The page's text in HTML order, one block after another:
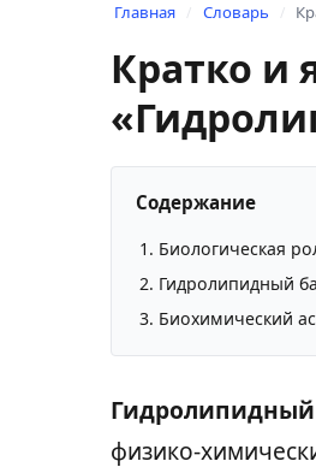
Главная / Словарь /
Кратко и
Содержание
Биологическая
Гидролипидный
Биохимический
Гидролипидный
физико-